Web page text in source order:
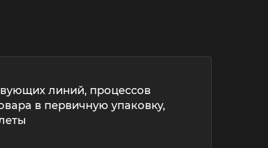
линий, процессов
в первичную упаковку,